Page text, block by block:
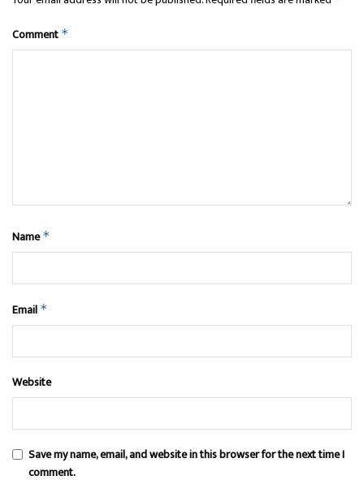
Comment *
Name*
Email *
Website
Save my name, email, and website in this browser for the next time I
comment.